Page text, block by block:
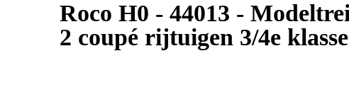
Roco H0 - 44013 -
2 coupé rijtuigen 3/4e